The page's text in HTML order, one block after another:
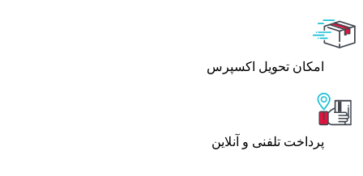
اﻣﮑﺎن ﺗﺤﻮﯾﻞ اﮐﺴﭙﺮس
پرداخت تلفنی و آنلاین